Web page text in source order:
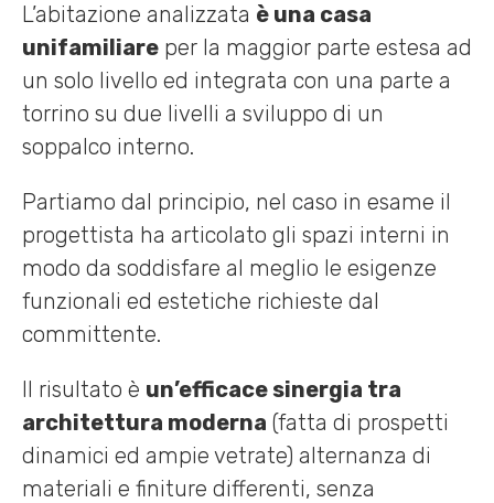
L’abitazione analizzata è una casa
unifamiliare per la maggior parte estesa ad
un solo livello ed integrata con una parte a
torrino su due livelli a sviluppo di un
soppalco interno.
Partiamo dal principio, nel caso in esame il
progettista ha articolato gli spazi interni in
modo da soddisfare al meglio le esigenze
funzionali ed estetiche richieste dal
committente.
Il risultato è un’efficace sinergia tra
architettura moderna (fatta di prospetti
dinamici ed ampie vetrate) alternanza di
materiali e finiture differenti, senza